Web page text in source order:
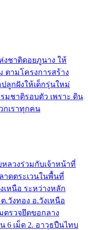
งชาติดอยภูนาง ให้
ตามโครงการสร้าง
ลูกฝังให้เด็กรุ่นใหม่
มชาติรอบตัว เพราะ ดิน
กเราทุกคน
หลวงร่วมกับเจ้าหน้าที่
าดตระเวนในพื้นที่
เหนือ ระหว่างหลัก
.วังทอง อ.วังเหนือ
ตรวจยึดขอกลาง
6 เม็ด 2. อาวุธปืนไทบ